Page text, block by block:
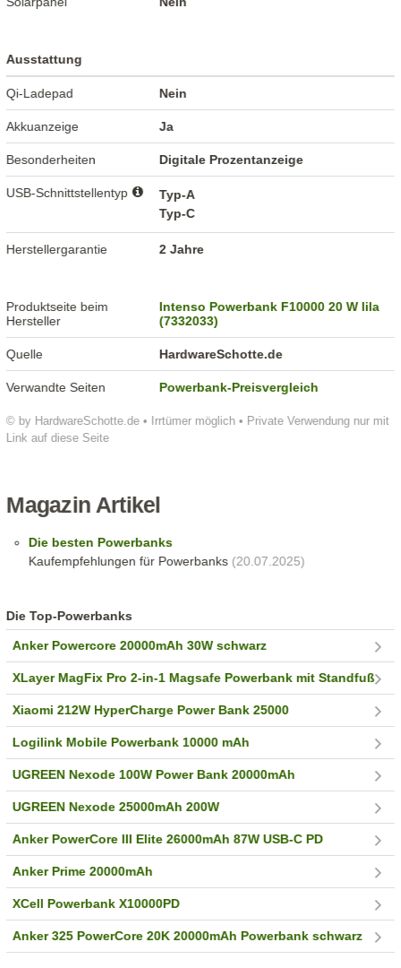
© by HardwareSchotte.de • Irrtümer möglich • Private Verwendung nur mit
Link auf diese Seite
Ausstattung
Qi-Ladepad Nein
Akkuanzeige Ja
Besonderheiten Digitale Prozentanzeige
USB-Schnittstellentyp
Typ-A
Typ-C
Herstellergarantie 2 Jahre
Produktseite beim
Hersteller
Intenso Powerbank F10000 20 W lila
(7332033)
Quelle HardwareSchotte.de
Verwandte Seiten Powerbank-Preisvergleich
Magazin Artikel
Die besten Powerbanks
Kaufempfehlungen für Powerbanks(20.07.2025)
Die Top-Powerbanks
Anker Powercore 20000mAh 30W schwarz
XLayer MagFix Pro 2-in-1 Magsafe Powerbank mit Standfuß
Xiaomi 212W HyperCharge Power Bank 25000
Logilink Mobile Powerbank 10000 mAh
UGREEN Nexode 100W Power Bank 20000mAh
UGREEN Nexode 25000mAh 200W
Anker PowerCore III Elite 26000mAh 87W USB-C PD
Anker Prime 20000mAh
XCell Powerbank X10000PD
Anker 325 PowerCore 20K 20000mAh Powerbank schwarz